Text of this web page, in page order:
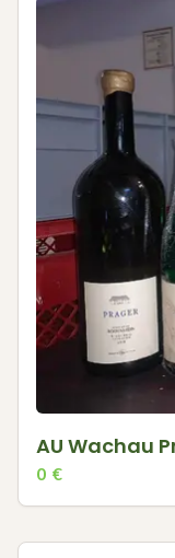
AU Wachau
0 €